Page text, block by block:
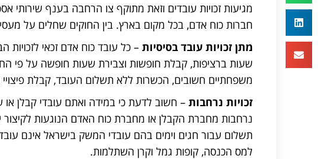
מגיעות זכויות עובדים וזאת מתוקף צו הרחבה בענף שירותי
חברות כוח אדם, בכל מקום בארץ. בין החוקים שחלים על
מתן זכויות עובד בסיסיות
שעות ברציפות, קבלת חופשות וצבירת שעות חופשה על פי
משפחתיים חשובים, הכשרות ללא תשלום העובד, קבלת פיצויי
זכויות נרחבות– חשוב לדעת כי במידה ואתם עובדי קבלן או
נרחבות מחברת הקבלן או מחברת כוח האדם הנוגעות
תשלום עבור חגים וימים בהם עובדי המשק בישראל אינם
למס הכנסה, קופות גמל וקרן השתלמות.